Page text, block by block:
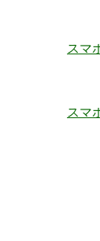
スマ
スマ